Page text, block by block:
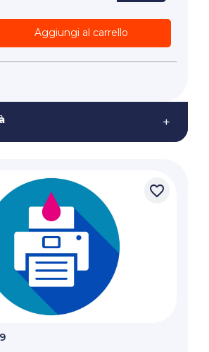
Aggiungi al carrello
+
favorite_border